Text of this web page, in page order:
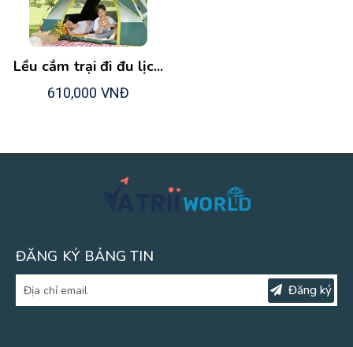
Lều cắm trại đi đu lịc...
610,000 VNĐ
ĐĂNG KÝ BẢNG TIN
Đăng ký